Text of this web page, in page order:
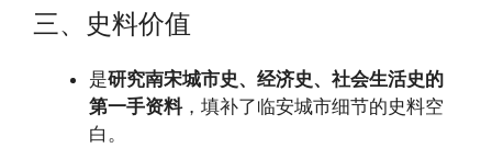
三、史料价值
是研究南宋城市史、经济史、社会生活史的
第一手资料，填补了临安城市细节的史料空
白。